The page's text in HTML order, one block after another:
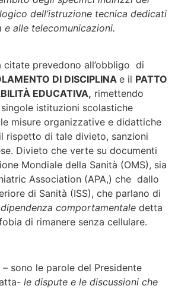
dell’istruzione tecnica dedicati
e alle telecomunicazioni.
citate prevedono all’obbligo di
DI DISCIPLINA e il PATTO
EDUCATIVA, rimettendo
singole istituzioni scolastiche
misure organizzative e didattiche
rispetto di tale divieto, sanzioni
Divieto che verte su documenti
Mondiale della Sanità (OMS), sia
Association (APA,) che dallo
di Sanità (ISS), che parlano di
dipendenza comportamentale detta
di rimanere senza cellulare.
– sono le parole del Presidente
le dispute e le discussioni che